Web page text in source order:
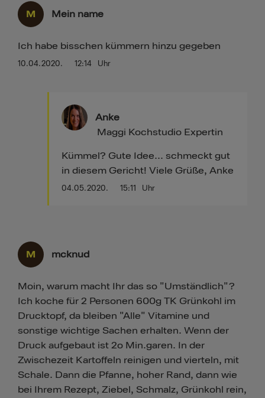
M Mein name
10.04.2020. 12:14 Uhr
Ich habe bisschen kümmern hinzu gegeben
Anke
04.05.2020. 15:11 Uhr
Maggi Kochstudio Expertin
Kümmel? Gute Idee... schmeckt gut
in diesem Gericht! Viele Grüße, Anke
M mcknud
Moin, warum macht Ihr das so "Umständlich"?
Ich koche für 2 Personen 600g TK Grünkohl im
Drucktopf, da bleiben "Alle" Vitamine und
sonstige wichtige Sachen erhalten. Wenn der
Druck aufgebaut ist 2o Min.garen. In der
Zwischezeit Kartoffeln reinigen und vierteln, mit
Schale. Dann die Pfanne, hoher Rand, dann wie
bei Ihrem Rezept, Ziebel, Schmalz, Grünkohl rein,